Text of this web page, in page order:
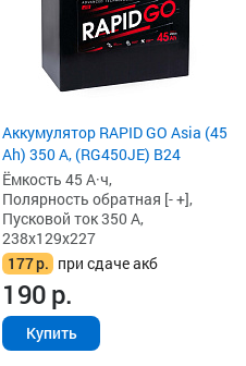
Аккумулятор RAPID GO Asia (45
Ah) 350 А, (RG450JE) B24
Ёмкость 45 А·ч,
Полярность обратная [- +],
Пусковой ток 350 А,
238x129x227
177р. при сдаче акб
190р.
Купить